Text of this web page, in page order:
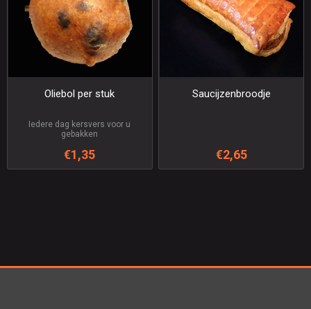
Oliebol per stuk
Iedere dag kersvers voor u
gebakken
€1,35
Saucijzenbroodje
€2,65